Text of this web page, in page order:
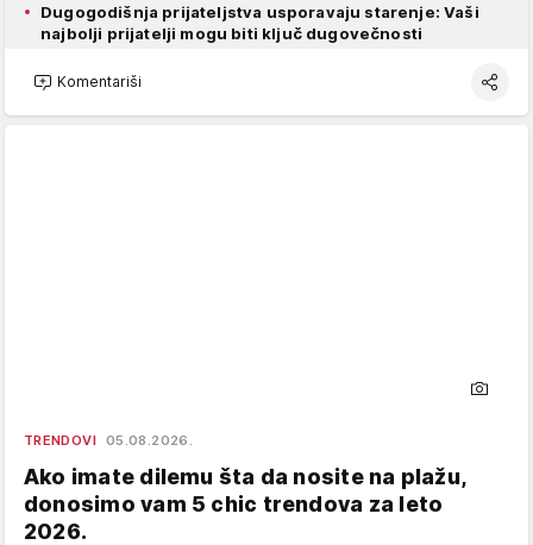
Dugogodišnja prijateljstva usporavaju starenje: Vaši
najbolji prijatelji mogu biti ključ dugovečnosti
Komentariši
TRENDOVI 05.08.2026.
Ako imate dilemu šta da nosite na plažu,
donosimo vam 5 chic trendova za leto
2026.